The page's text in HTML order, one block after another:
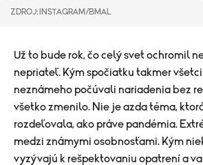
ZDROJ: INSTAGRAM/BMAL
Už to bude rok, čo celý svet ochromil
nepriateľ. Kým spočiatku takmer
neznámeho počúvali nariadenia bez
všetko zmenilo. Nie je azda téma,
rozdeľovala, ako práve pandémia.
medzi známymi osobnosťami. Kým
vyzývajú k rešpektovaniu opatrení a